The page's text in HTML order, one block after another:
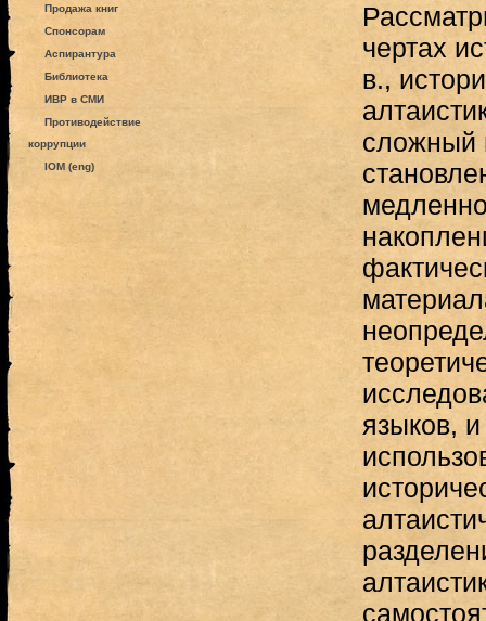
Продажа книг
Спонсорам
Аспирантура
Библиотека
ИВР в СМИ
Противодействие
коррупции
IOM (eng)
чертах
в.,
сложный
языков,